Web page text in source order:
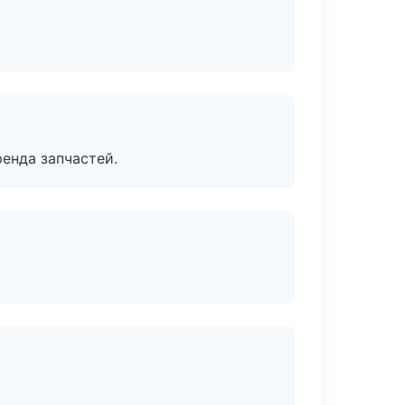
запчастей.